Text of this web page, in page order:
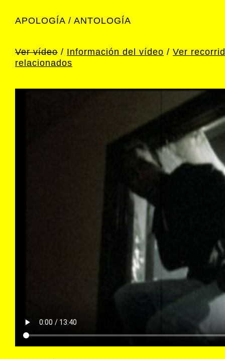
APOLOGÍA / ANTOLOGÍA
Ver vídeo / Información del vídeo / Ver
relacionados